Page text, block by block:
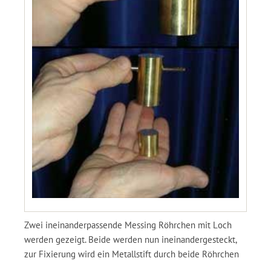
Zwei ineinanderpassende Messing Röhrchen mit Loch
werden gezeigt. Beide werden nun ineinandergesteckt,
zur Fixierung wird ein Metallstift durch beide Röhrchen